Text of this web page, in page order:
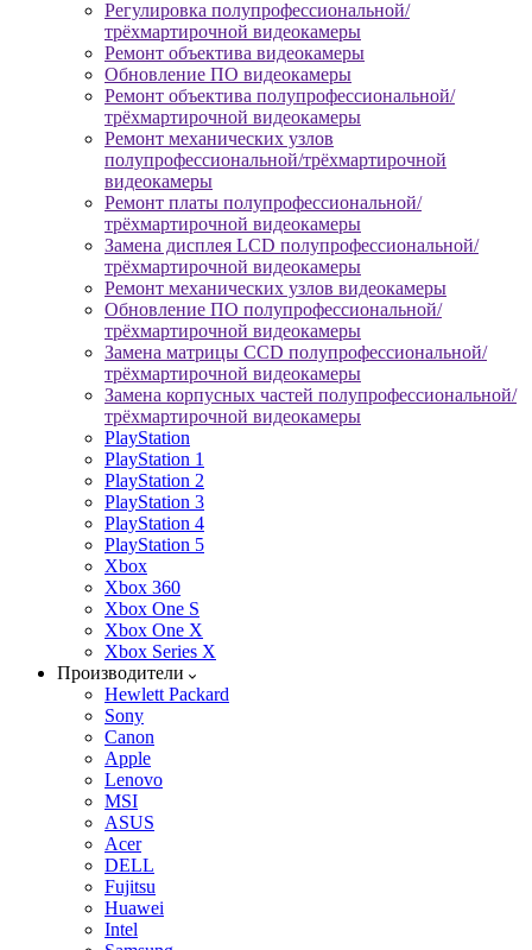
Регулировка полупрофессиональной/
трёхмартирочной видеокамеры
Ремонт объектива видеокамеры
Обновление ПО видеокамеры
Ремонт объектива полупрофессиональной/
трёхмартирочной видеокамеры
Ремонт механических узлов
полупрофессиональной/трёхмартирочной
видеокамеры
Ремонт платы полупрофессиональной/
трёхмартирочной видеокамеры
Замена дисплея LCD полупрофессиональной/
трёхмартирочной видеокамеры
Ремонт механических узлов видеокамеры
Обновление ПО полупрофессиональной/
трёхмартирочной видеокамеры
Замена матрицы CCD полупрофессиональной/
трёхмартирочной видеокамеры
Замена корпусных частей полупрофессиональной/
трёхмартирочной видеокамеры
PlayStation
PlayStation 1
PlayStation 2
PlayStation 3
PlayStation 4
PlayStation 5
Xbox
Xbox 360
Xbox One S
Xbox One X
Xbox Series X
Производители
Hewlett Packard
Sony
Canon
Apple
Lenovo
MSI
ASUS
Acer
DELL
Fujitsu
Huawei
Intel